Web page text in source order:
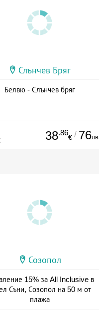
Слънчев Бряг
Белвю - Слънчев бряг
38.86
€ / 76лв.
Созопол
15% за All Inclusive в
Съни, Созопол на 50 м от
плажа